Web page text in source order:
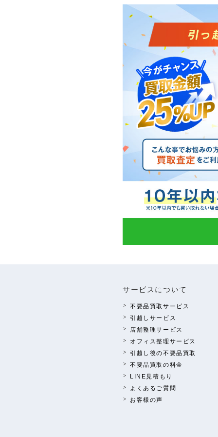
サービスについて
不要品買取サービス
引越しサービス
店舗整理サービス
オフィス整理サービス
引越し後の不要品買取
不要品買取の料⾦
LINE⾒積もり
よくあるご質問
お客様の声